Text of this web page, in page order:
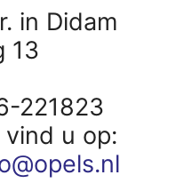
in Didam
13
221823
u op: